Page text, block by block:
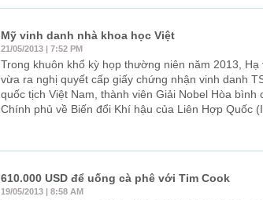
Mỹ vinh danh nhà khoa học Việt
21/05/2013 | 7:52 PM
Trong khuôn khổ kỳ họp thường niên năm 2013, Hạ
vừa ra nghị quyết cấp giấy chứng nhận vinh danh
quốc tịch Việt Nam, thành viên Giải Nobel Hòa bình
Chính phủ về Biến đổi Khí hậu của Liên Hợp Quốc
610.000 USD để uống cà phê với Tim Cook
19/05/2013 | 8:58 AM